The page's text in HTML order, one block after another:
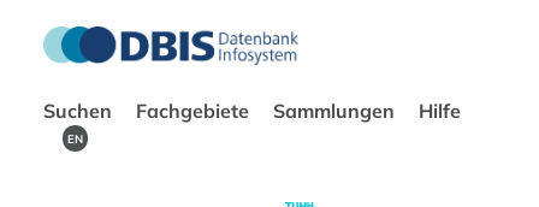
Suchen Fachgebiete Sammlungen Hilfe
EN